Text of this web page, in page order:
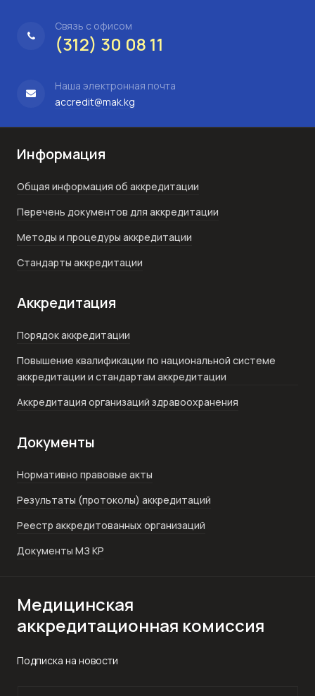
Связь с офисом
(312) 30 08 11
Наша электронная почта
accredit@mak.kg
Информация
Общая информация об аккредитации
Перечень документов для аккредитации
Методы и процедуры аккредитации
Стандарты аккредитации
Аккредитация
Порядок аккредитации
Повышение квалификации по национальной системе
аккредитации и стандартам аккредитации
Аккредитация организаций здравоохранения
Документы
Нормативно правовые акты
Результаты (протоколы) аккредитаций
Реестр аккредитованных организаций
Документы МЗ КР
Медицинская
аккредитационная комиссия
Подписка на новости